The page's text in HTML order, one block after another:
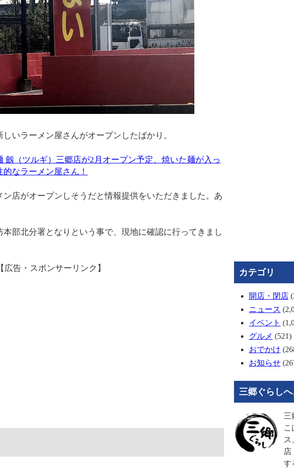
いラーメン屋さんがオープンしたばかり。
劔（ツルギ）三郷店が2月オープン予定、焼いた麺が入っ
なラーメン屋さん！
店がオープンしそうだと情報提供をいただきました。あ
部北分署となりという事で、現地に確認に行ってきまし
【広告・スポンサーリンク】 カテゴリ
開店・閉店
ニュース
イベント
グルメ (521)
おでかけ
お知らせ
三郷ぐらし
三
こ
ス
店
す